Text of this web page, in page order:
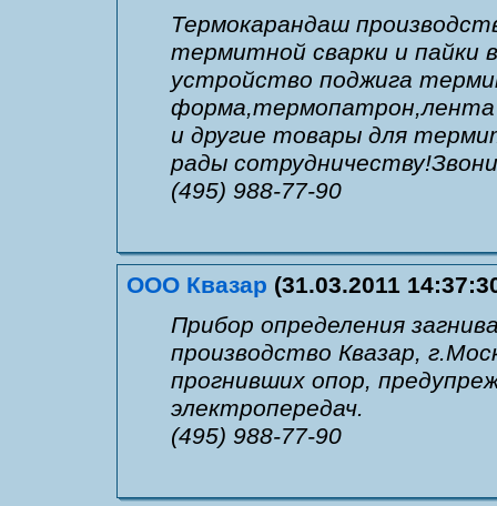
Термокарандаш
термитной сварки и пайки
устройство поджига
и другие товары для
рады
(495) 988-77-90
ООО Квазар (31.03.2011
Прибор определения
производство Квазар,
прогнивших опор,
электропередач.
(495) 988-77-90